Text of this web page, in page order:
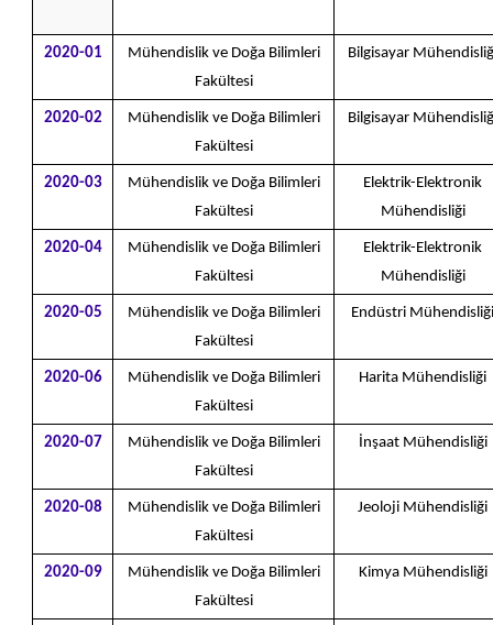
2020-01
Mühendislik ve Doğa Bilimleri
Fakültesi
Bilgisayar
2020-02
Mühendislik ve Doğa Bilimleri
Fakültesi
Bilgisayar
2020-03
Mühendislik ve Doğa Bilimleri
Fakültesi
Elektrik-Elektronik
Mühendisliği
2020-04
Mühendislik ve Doğa Bilimleri
Fakültesi
Elektrik-Elektronik
Mühendisliği
2020-05
Mühendislik ve Doğa Bilimleri
Fakültesi
Endüstri Mühendisliği
2020-06
Mühendislik ve Doğa Bilimleri
Fakültesi
Harita Mühendisliği
2020-07
Mühendislik ve Doğa Bilimleri
Fakültesi
İnşaat Mühendisliği
2020-08
Mühendislik ve Doğa Bilimleri
Fakültesi
Jeoloji Mühendisliği
2020-09
Mühendislik ve Doğa Bilimleri
Fakültesi
Kimya Mühendisliği